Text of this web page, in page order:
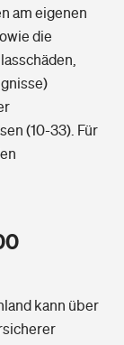
am eigenen
die
(10-33). Für
kann über